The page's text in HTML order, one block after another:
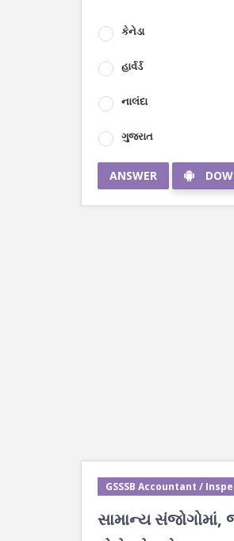
કેનેડા
હાર્વર્ડ
નાલંદા
ગુજરાત
ANSWER
GSSSB Accountant /
સામાન્ય સંજોગોમાં,